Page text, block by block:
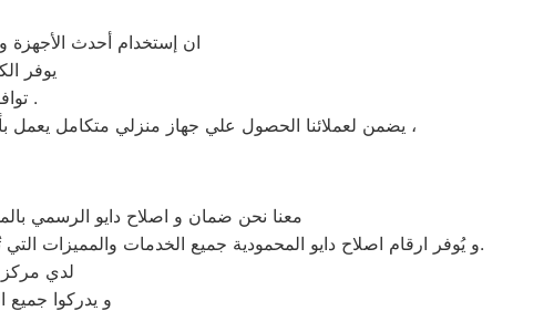
ان إستخدام أحدث الأجهزة
يوفر
» توافر قطع غيار دايو الاصلية في مركز صيانة دايو بالمحمودية .
يضمن لعملائنا الحصول علي جهاز منزلي متكامل يعمل بأعلى مستوى من الكفاءة التي ينتظرها عملائنا ولتعزيز الثقة في مركز صيانة دايو المحمودية المعتمد بالمحمودية ،
معنا نحن ضمان و اصلاح دايو الرسمي
و يُوفر ارقام اصلاح دايو المحمودية جميع الخدمات والمميزات التي تُساهم في تحقيق راحة وأمان العملاء من خلال تخفيض أسعار تلك الخدمات والبُعد التام عن التكاليف المالية باهظة الثمن.
لدي مركز
و يدركوا جميع